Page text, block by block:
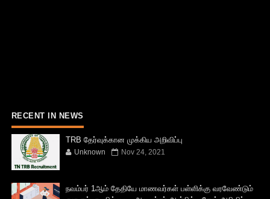
RECENT IN NEWS
TRB தேர்வுக்கான முக்கிய அறிவிப்பு
Unknown Nov 24, 2021
நவம்பர் 1ஆம் தேதியே மாணவர்கள் பள்ளிக்கு வரவேண்டும்